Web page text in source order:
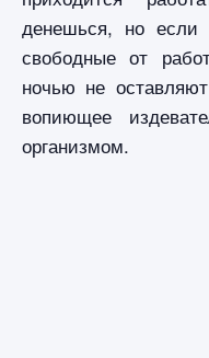
денешься, но
свободные от
ночью не
вопиющее
организмом.